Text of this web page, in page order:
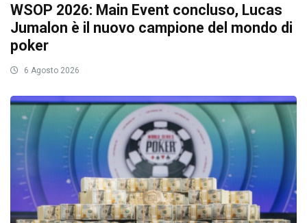
WSOP 2026: Main Event concluso, Lucas
Jumalon è il nuovo campione del mondo di
poker
6 Agosto 2026